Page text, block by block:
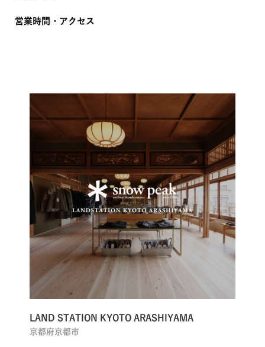
営業時間・アクセス
LAND STATION KYOTO ARASHIYAMA
京都府京都市